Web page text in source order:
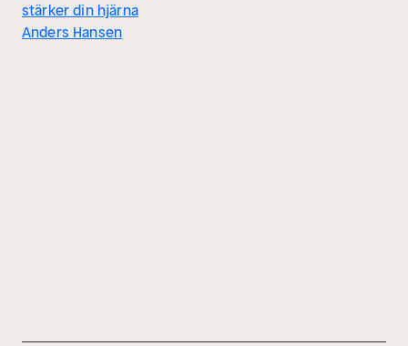
stärker din hjärna
Anders Hansen